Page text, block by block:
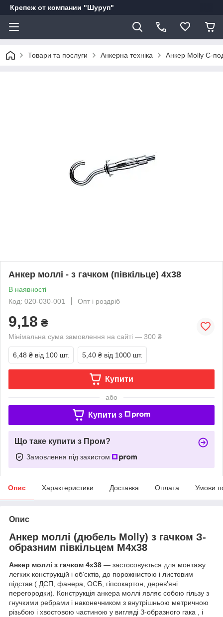
Крепеж от компании "Шуруп"
Товари та послуги Анкерна техніка Анкер Molly С-
Анкер моллі - з гачком (півкільце) 4х38
В наявності
Код: 020-030-001
Опт і роздріб
9,18 ₴
Мінімальна сума замовлення на сайті — 300 ₴
6,48 ₴ від 100 шт. 5,40 ₴ від 1000 шт.
Купити
або
Купити з
Що таке купити з Пром?
Замовлення під захистом
Опис Характеристики Доставка Оплата Умови
Опис
Анкер моллі (дюбель Molly) з гачком З-
образним півкільцем М4х38
Анкер моллі з гачком 4х38 ― застосовується для монтажу
легких конструкцій і об'єктів, до порожнистою і листовим
підстав ( ДСП, фанера, ОСБ, гіпсокартон, дерев'яні
перегородки). Конструкція анкера моллі являє собою гільзу з
гнучкими ребрами і наконечником з внутрішньою метричною
різьбою і хвостовою частиною у вигляді З-образного гака , і